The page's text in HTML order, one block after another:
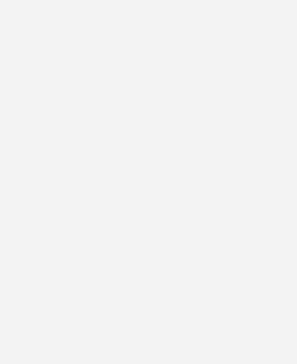
z. B. in Verbindung mit einem
mobilen Bereich oder engen
Installation ihre Anwendung. Die
über einen vertikalen
deshalb für den mobilen Einsatz
decken das Pumpenkennlinienfeld
maximale Förderhöhe liegt bei 26 m,
bei 40 m³/h. Die Pumpen sind wahlweise
Die Baureihe UV 300 wird in
angeboten, ebenso wie das kleinste
UV 620.